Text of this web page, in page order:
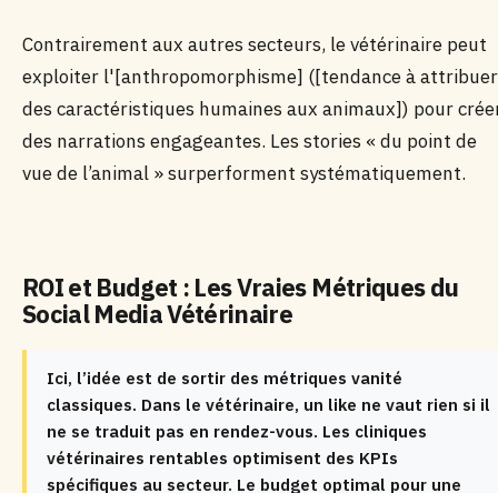
Contrairement aux autres secteurs, le vétérinaire peut
exploiter l'[anthropomorphisme] ([tendance à attribuer
des caractéristiques humaines aux animaux]) pour
des narrations engageantes. Les stories « du point de
vue de l’animal » surperforment systématiquement.
ROI et Budget : Les Vraies Métriques du
Social Media Vétérinaire
Ici, l’idée est de sortir des métriques vanité
classiques. Dans le vétérinaire, un like ne vaut rien si il
ne se traduit pas en rendez-vous. Les cliniques
vétérinaires rentables optimisent des KPIs
spécifiques au secteur. Le budget optimal pour une